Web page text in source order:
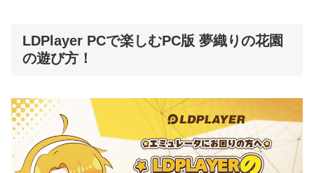
LDPlayer PCで楽しむPC版 夢織りの花園
の遊び方！